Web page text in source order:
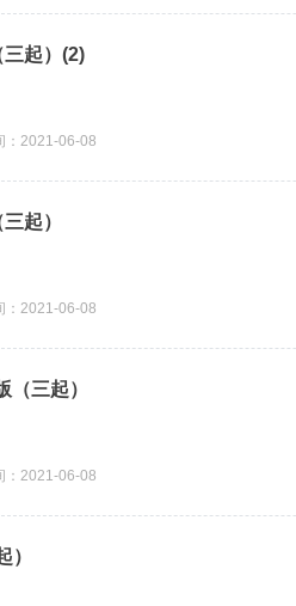
起）(2)
：2021-06-08
起）
：2021-06-08
三起）
：2021-06-08